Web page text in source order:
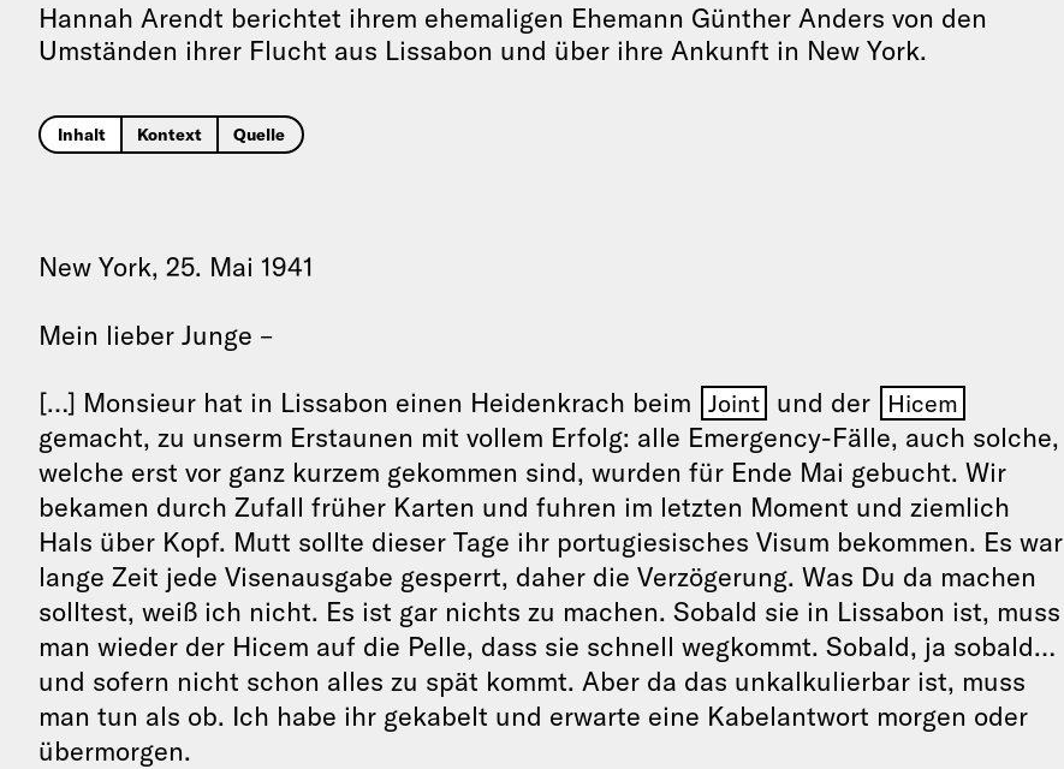
Hannah Arendt berichtet ihrem ehemaligen Ehemann Günther Anders von den
Umständen ihrer Flucht aus Lissabon und über ihre Ankunft in New York.
Inhalt Kontext Quelle
New York, 25. Mai 1941
Mein lieber Junge –
[…] Monsieur hat in Lissabon einen Heidenkrach beim Joint und der Hicem
gemacht, zu unserm Erstaunen mit vollem Erfolg: alle Emergency-Fälle, auch solche,
welche erst vor ganz kurzem gekommen sind, wurden für Ende Mai gebucht. Wir
bekamen durch Zufall früher Karten und fuhren im letzten Moment und ziemlich
Hals über Kopf. Mutt sollte dieser Tage ihr portugiesisches Visum bekommen. Es war
lange Zeit jede Visenausgabe gesperrt, daher die Verzögerung. Was Du da machen
solltest, weiß ich nicht. Es ist gar nichts zu machen. Sobald sie in Lissabon ist, muss
man wieder der Hicem auf die Pelle, dass sie schnell wegkommt. Sobald, ja sobald…
und sofern nicht schon alles zu spät kommt. Aber da das unkalkulierbar ist, muss
man tun als ob. Ich habe ihr gekabelt und erwarte eine Kabelantwort morgen oder
übermorgen.